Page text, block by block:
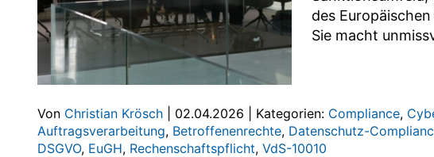
des
Sie macht
Von Christian Krösch 02.04.2026 Kategorien: Compliance,
Auftragsverarbeitung, Betroffenenrechte, Datenschutz-
DSGVO, EuGH, Rechenschaftspflicht, VdS-10010